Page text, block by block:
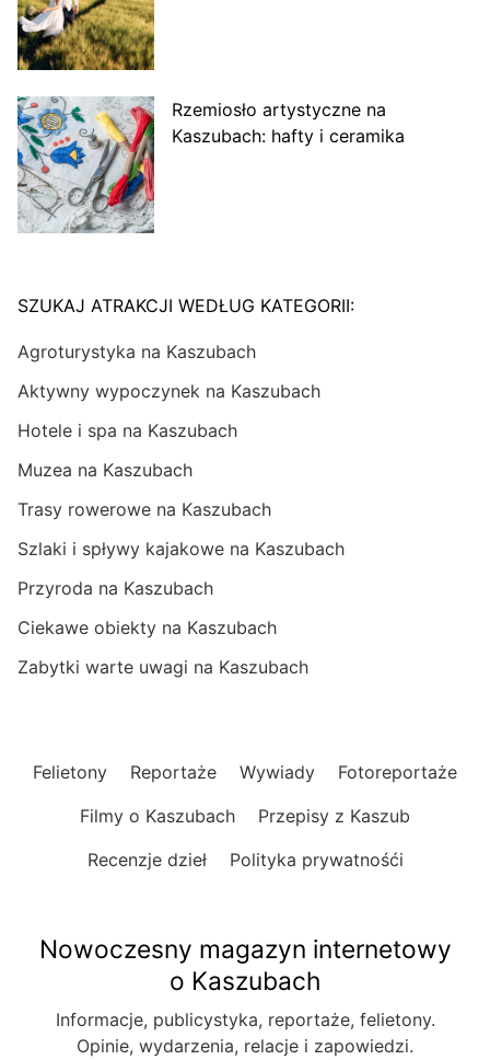
Rzemiosło artystyczne na
Kaszubach: hafty i ceramika
SZUKAJ ATRAKCJI WEDŁUG KATEGORII:
Agroturystyka na Kaszubach
Aktywny wypoczynek na Kaszubach
Hotele i spa na Kaszubach
Muzea na Kaszubach
Trasy rowerowe na Kaszubach
Szlaki i spływy kajakowe na Kaszubach
Przyroda na Kaszubach
Ciekawe obiekty na Kaszubach
Zabytki warte uwagi na Kaszubach
Felietony Reportaże Wywiady
Fotoreportaże
Filmy o Kaszubach
Przepisy z Kaszub
Recenzje dzieł
Polityka prywatnośći
Nowoczesny magazyn internetowy
o Kaszubach
Informacje, publicystyka, reportaże, felietony.
Opinie, wydarzenia, relacje i zapowiedzi.